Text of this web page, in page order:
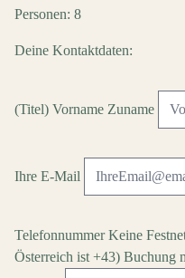
Personen: 8
Deine Kontaktdaten:
(Titel) Vorname Zuname
Ihre E-Mail
TelefonnummerKeine
Österreich ist +43) Buchung